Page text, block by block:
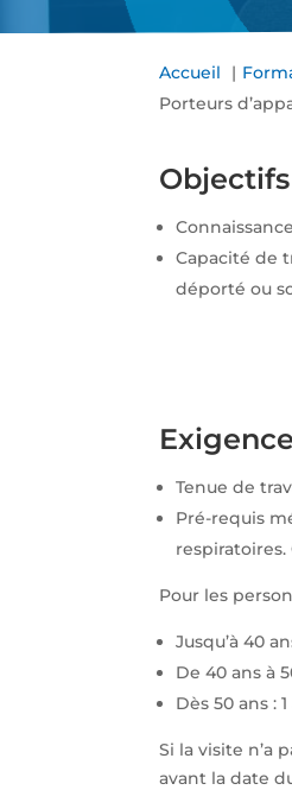
Accueil
Porteurs
Objectifs
Capacité de
déporté ou
Tenue de
Pré-requis
Pour les
Jusqu’à 40
De 40 ans à
Dès 50 ans : 1
Si la visite n’a
avant la date